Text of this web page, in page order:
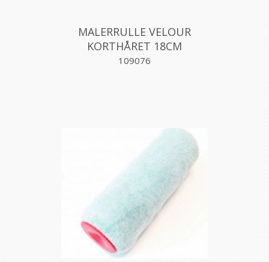
MALERRULLE VELOUR
KORTHÅRET 18CM
109076